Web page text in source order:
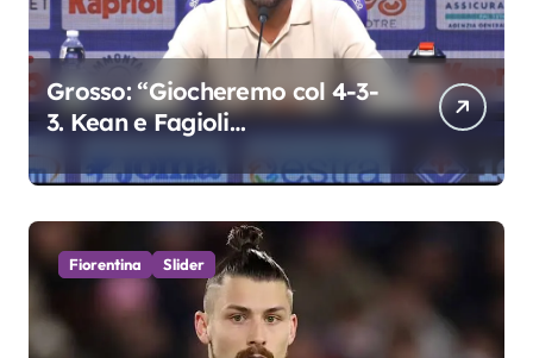
Grosso: “Giocheremo col 4-3-
3. Kean e Fagioli
colpo”
Fiorentina Slider